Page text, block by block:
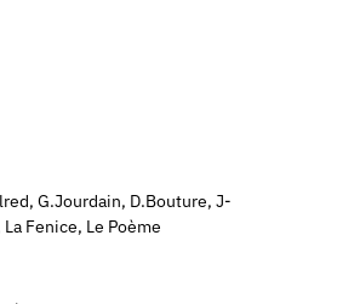
G.Jourdain, D.Bouture, J-
Fenice, Le Poème